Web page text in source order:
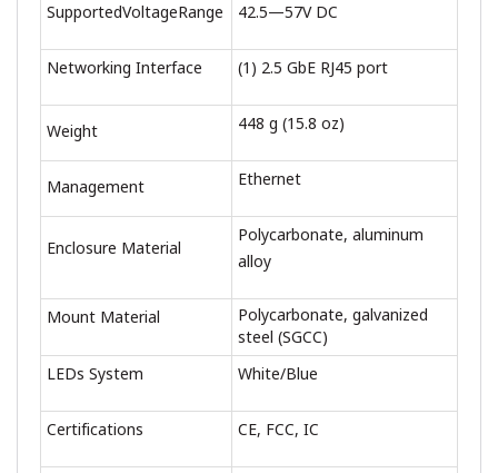
SupportedVoltageRange 42.5—57V DC
Networking Interface (1) 2.5 GbE RJ45 port
Weight 448 g (15.8 oz)
Management Ethernet
Enclosure Material
Polycarbonate, aluminum
alloy
Mount Material
Polycarbonate, galvanized
steel (SGCC)
LEDs System
White/Blue
Certifications CE, FCC, IC